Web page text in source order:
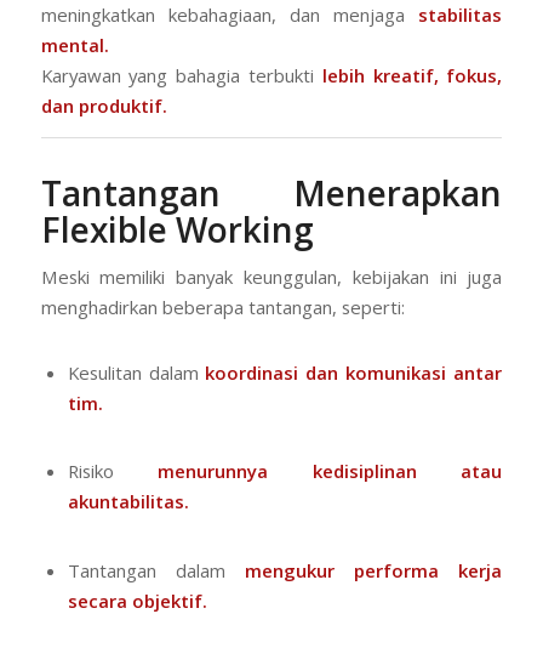
meningkatkan kebahagiaan, dan menjaga stabilitas
mental.
Karyawan yang bahagia terbukti lebih kreatif, fokus,
dan produktif.
Tantangan Menerapkan
Flexible Working
Meski memiliki banyak keunggulan, kebijakan ini juga
menghadirkan beberapa tantangan, seperti:
Kesulitan dalam koordinasi dan komunikasi antar
tim.
Risiko menurunnya kedisiplinan atau
akuntabilitas.
Tantangan dalam mengukur performa kerja
secara objektif.